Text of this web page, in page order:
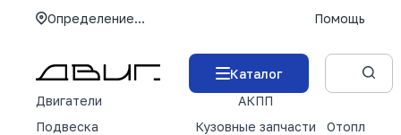
Определение... Помощь
Каталог
Двигатели
АКПП
Подвеска
Кузовные запчасти
Отопление